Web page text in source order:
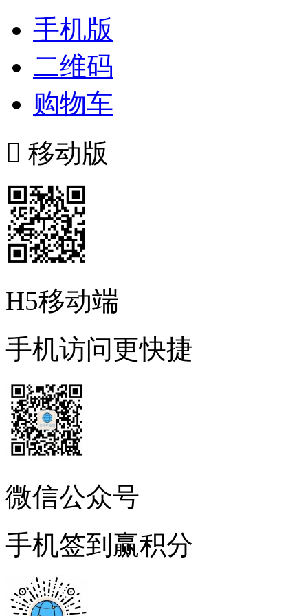
手机版
二维码
购物车
 移动版
H5移动端
手机访问更快捷
微信公众号
手机签到赢积分